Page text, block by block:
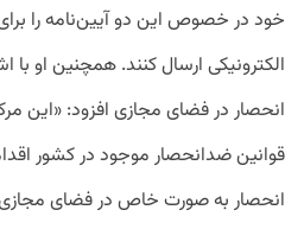
خود در خصوص این دو آیین‌نامه را
الکترونیکی ارسال کنند. همچنین او با
انحصار در فضای مجازی افزود: «این
قوانین ضدانحصار موجود در کشور
انحصار به صورت خاص در فضای مجازی